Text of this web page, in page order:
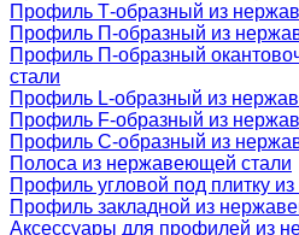
Профиль Т-образный из
Профиль П-образный из
Профиль П-образный
стали
Профиль L-образный из
Профиль F-образный из
Профиль C-образный из
Полоса из нержавеющей стали
Профиль угловой под плитку
Профиль закладной из
Аксессуары для профилей из